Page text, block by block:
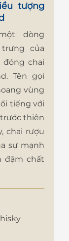
tượng
dòng
của
chai
Tên gọi
vùng
tiếng với
thiên
chai rượu
sự mạnh
đậm chất